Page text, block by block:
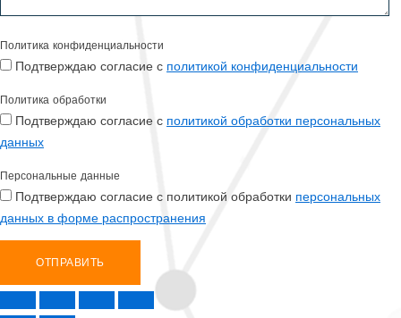
Политика конфиденциальности
Подтверждаю согласие с политикой конфиденциальности
Политика обработки
Подтверждаю согласие с политикой обработки персональных
данных
Персональные данные
Подтверждаю согласие с политикой обработки персональных
данных в форме распространения
ОТПРАВИТЬ